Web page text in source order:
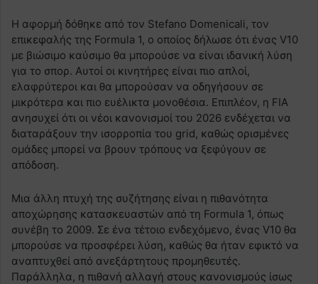
Η αφορμή δόθηκε από τον Stefano Domenicali, τον
επικεφαλής της Formula 1, ο οποίος δήλωσε ότι ένας V10
με βιώσιμο καύσιμο θα μπορούσε να είναι ιδανική λύση
για το σπορ. Αυτοί οι κινητήρες είναι πιο απλοί,
ελαφρύτεροι και θα μπορούσαν να οδηγήσουν σε
μικρότερα και πιο ευέλικτα μονοθέσια. Επιπλέον, η FIA
ανησυχεί ότι οι νέοι κανονισμοί του 2026 ενδέχεται να
διαταράξουν την ισορροπία του grid, καθώς ορισμένες
ομάδες μπορεί να βρουν τρόπους να ξεφύγουν σε
απόδοση.
Μια άλλη πτυχή της συζήτησης είναι η πιθανότητα
αποχώρησης κατασκευαστών από τη Formula 1, όπως
συνέβη το 2009. Σε ένα τέτοιο ενδεχόμενο, ένας V10 θα
μπορούσε να προσφέρει λύση, καθώς θα ήταν εφικτό να
αναπτυχθεί από ανεξάρτητους προμηθευτές.
Παράλληλα, η πιθανή αλλαγή στους κανονισμούς ίσως